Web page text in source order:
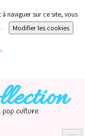
naviguer sur ce site, vous
Modifier les cookies
pop culture